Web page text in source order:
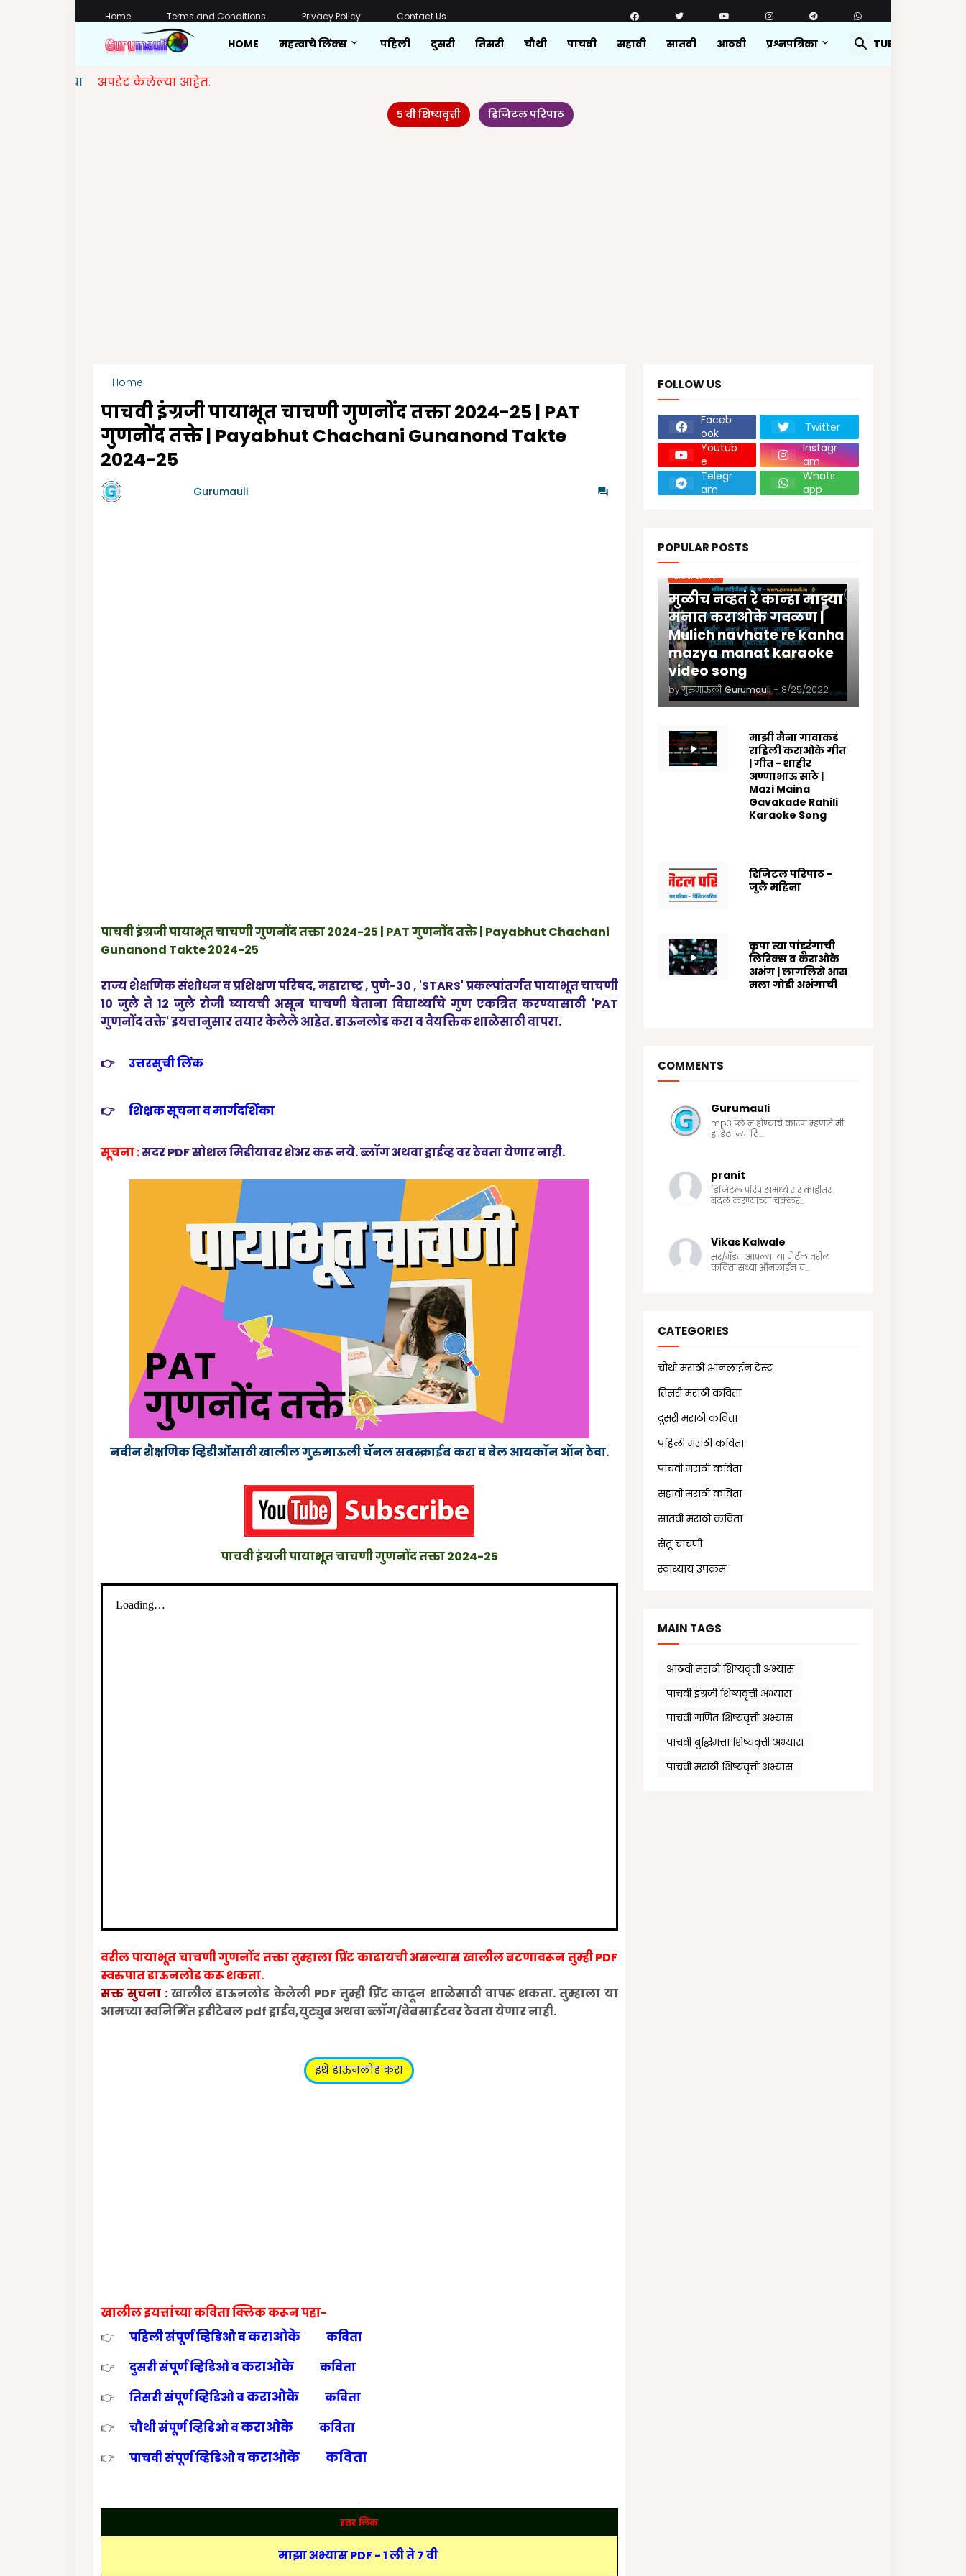
Home Terms and Conditions Privacy Policy Contact Us
HOME महत्वाचे लिंक्स पहिली दुसरी तिसरी चौथी पाचवी सहावी सातवी आठवी प्रश्नपत्रिका YOUTUBE
अपडेट केलेल्या आहेत.
५ वी शिष्यवृत्ती डिजिटल परिपाठ
Home
पाचवी इंग्रजी पायाभूत चाचणी गुणनोंद तक्ता 2024-25 | PAT
गुणनोंद तक्ते | Payabhut Chachani Gunanond Takte
2024-25
Gurumauli
पाचवी इंग्रजी पायाभूत चाचणी गुणनोंद तक्ता 2024-25 | PAT गुणनोंद तक्ते | Payabhut Chachani
Gunanond Takte 2024-25
राज्य शैक्षणिक संशोधन व प्रशिक्षण परिषद, महाराष्ट्र , पुणे-३० , 'STARS' प्रकल्पांतर्गत पायाभूत चाचणी
१० जुलै ते १२ जुलै रोजी घ्यायची असून चाचणी घेताना विद्यार्थ्यांचे गुण एकत्रित करण्यासाठी 'PAT
गुणनोंद तक्ते' इयत्तानुसार तयार केलेले आहेत. डाऊनलोड करा व वैयक्तिक शाळेसाठी वापरा.
👉 उत्तरसुची लिंक
👉 शिक्षक सूचना व मार्गदर्शिका
सूचना :सदर PDF सोशल मिडीयावर शेअर करू नये. ब्लॉग अथवा ड्राईव्ह वर ठेवता येणार नाही.
नवीन शैक्षणिक व्हिडीओंंसाठी खालील गुरुमाऊली चॅॅनल सबस्क्राईब करा व बेल आयकॉन ऑन ठेवा.
पाचवीइंग्रजी पायाभूत चाचणी गुणनोंद तक्ता 2024-25
वरील पायाभूत चाचणी गुणनोंद तक्ता तुम्हाला प्रिंट काढायची असल्यास खालील बटणावरून तुम्ही PDF
स्वरुपात डाऊनलोड करू शकता.
सक्त सुचना : खालील डाऊनलोड केलेली PDF तुम्ही प्रिंट काढून शाळेसाठी वापरू शकता. तुम्हाला या
आमच्या स्वनिर्मित इडीटेबल pdf ड्राईव,युट्युब अथवा ब्लॉग/वेबसाईटवर ठेवता येणार नाही.
इथे डाऊनलोड करा
खालील इयत्तांच्या कविता क्लिक करून पहा-
👉
पहिली संपूर्णव्हिडिओ वकराओके
कविता
👉
दुसरी संपूर्णव्हिडिओ वकराओके
कविता
👉
तिसरी संपूर्णव्हिडिओ वकराओके
कविता
👉
चौथी संपूर्णव्हिडिओ वकराओके
कविता
👉
पाचवी संपूर्ण व्हिडिओ वकराओके कविता
इतर लिंक
माझा अभ्यास PDF - 1 ली ते 7 वी
FOLLOW US
Faceb
ook
Twitter
Youtub
e
Instagr
am
Telegr
am
Whats
app
POPULAR POSTS
कराओके गीते
मुळीच नव्हतं रे कान्हा माझ्या
मनात कराओके गवळण |
Mulich navhate re kanha
mazya manat karaoke
video song
by गुरुमाऊली Gurumauli - 8/25/2022
माझी मैना गावाकडं
राहिली कराओके गीत
| गीत - शाहीर
अण्णाभाऊ साठे |
Mazi Maina
Gavakade Rahili
Karaoke Song
डिजिटल परिपाठ -
जुलै महिना
कृपा त्या पांडूरंगाची
लिरिक्स व कराओके
अभंग | लागलिसे आस
मला गोडी अभंगाची
COMMENTS
Gurumauli
mp3 प्ले न होण्याचे कारण म्हणजे मी
हा डेटा ज्या ठि...
pranit
डिजिटल परिपाठामध्ये सर काहीतर
बदल करण्याच्या चक्कर...
Vikas Kalwale
सर/मॅडम आपल्या या पोर्टल वरील
कविता सध्या ऑनलाईन च...
CATEGORIES
चौथी मराठी ऑनलाईन टेस्ट
तिसरी मराठी कविता
दुसरी मराठी कविता
पहिली मराठी कविता
पाचवी मराठी कविता
सहावी मराठी कविता
सातवी मराठी कविता
सेतू चाचणी
स्वाध्याय उपक्रम
MAIN TAGS
आठवी मराठी शिष्यवृत्ती अभ्यास
पाचवी इंग्रजी शिष्यवृत्ती अभ्यास
पाचवी गणित शिष्यवृत्ती अभ्यास
पाचवी बुद्धिमत्ता शिष्यवृत्ती अभ्यास
पाचवी मराठी शिष्यवृत्ती अभ्यास